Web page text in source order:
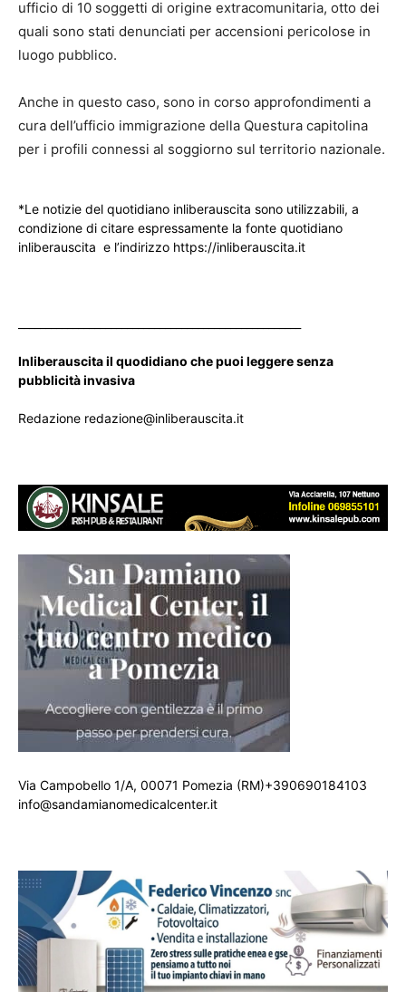
ufficio di 10 soggetti di origine extracomunitaria, otto dei
quali sono stati denunciati per accensioni pericolose in
luogo pubblico.
Anche in questo caso, sono in corso approfondimenti a
cura dell’ufficio immigrazione della Questura capitolina
per i profili connessi al soggiorno sul territorio nazionale.
*Le notizie del quotidiano inliberauscita sono utilizzabili, a
condizione di citare espressamente la fonte quotidiano
inliberauscita e l’indirizzo https://inliberauscita.it
Inliberauscita il quodidiano che puoi leggere senza
pubblicità invasiva
Redazione redazione@inliberauscita.it
Via Campobello 1/A, 00071 Pomezia (RM)+390690184103
info@sandamianomedicalcenter.it